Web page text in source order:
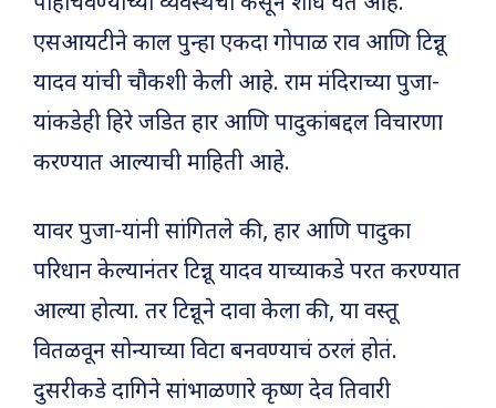
एसआयटीने काल पुन्हा एकदा गोपाळ राव आणि टिन्नू
यादव यांची चौकशी केली आहे. राम मंदिराच्या पुजा-
यांकडेही हिरे जडित हार आणि पादुकांबद्दल विचारणा
करण्यात आल्याची माहिती आहे.
यावर पुजा-यांनी सांगितले की, हार आणि पादुका
परिधान केल्यानंतर टिन्नू यादव याच्याकडे परत करण्यात
आल्या होत्या. तर टिन्नूने दावा केला की, या वस्तू
वितळवून सोन्याच्या विटा बनवण्याचं ठरलं होतं.
दुसरीकडे दागिने सांभाळणारे कृष्ण देव तिवारी